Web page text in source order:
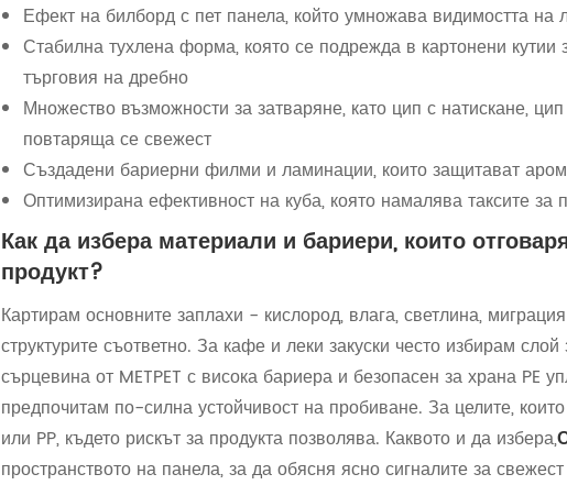
Ефект на билборд с пет панела, който умножава видимостта на
Стабилна тухлена форма, която се подрежда в картонени
търговия на дребно
Множество възможности за затваряне, като цип с натискане,
повтаряща се свежест
Създадени бариерни филми и ламинации, които защитават
Оптимизирана ефективност на куба, която намалява таксите за
Как да избера материали и бариери, които
продукт?
Картирам основните заплахи - кислород, влага, светлина,
структурите съответно. За кафе и леки закуски често избирам
сърцевина от METPET с висока бариера и безопасен за храна PE
предпочитам по-силна устойчивост на пробиване. За целите,
или PP, където рискът за продукта позволява. Каквото и да избера,
пространството на панела, за да обясня ясно сигналите за